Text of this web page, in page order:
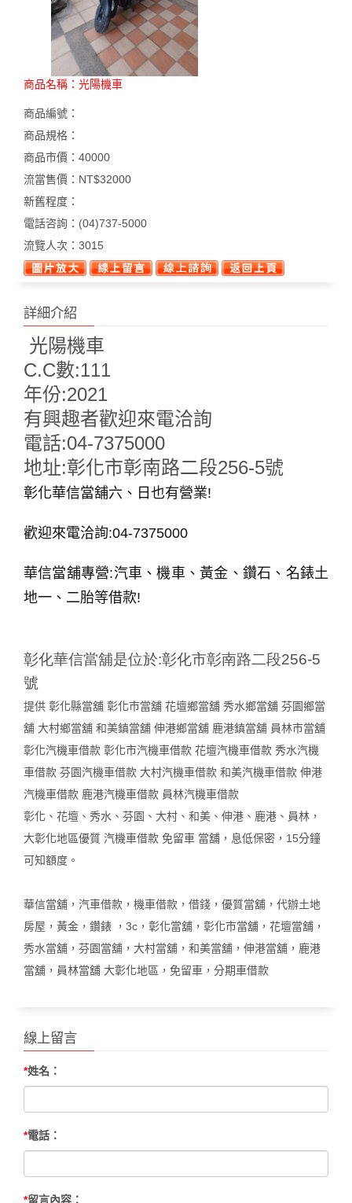
商品名稱： 光陽機車
商品編號：
商品規格：
商品市價： 40000
流當售價： NT$32000
新舊程度：
電話咨詢： (04)737-5000
流覽人次： 3015
詳細介紹
光陽機車
C.C數:111
年份:2021
有興趣者歡迎來電洽詢
電話:04-7375000
地址:彰化市彰南路二段256-5號
彰化華信當舖六、日也有營業!
歡迎來電洽詢:04-7375000
華信當舖專營:汽車、機車、黃金、鑽石、名錶土
地一、二胎等借款!
彰化華信當舖是位於:彰化市彰南路二段256-5
號
提供 彰化縣當舖 彰化市當舖 花壇鄉當舖 秀水鄉當舖 芬園鄉當
舖 大村鄉當舖 和美鎮當舖 伸港鄉當舖 鹿港鎮當舖 員林市當舖
彰化汽機車借款 彰化市汽機車借款 花壇汽機車借款 秀水汽機
車借款 芬園汽機車借款 大村汽機車借款 和美汽機車借款 伸港
汽機車借款 鹿港汽機車借款 員林汽機車借款
彰化、花壇、秀水、芬園、大村、和美、伸港、鹿港、員林，
大彰化地區優質 汽機車借款 免留車 當舖，息低保密， 15分鐘
可知額度。
華信當舖，汽車借款，機車借款，借錢，優質當舖，代辦土地
房屋，黃金，鑽錶 ， 3c ，彰化當舖，彰化市當舖，花壇當舖，
秀水當舖，芬園當舖，大村當舖，和美當舖，伸港當舖，鹿港
當舖，員林當舖 大彰化地區，免留車，分期車借款
線上留言
*姓名：
*電話：
*留言內容：